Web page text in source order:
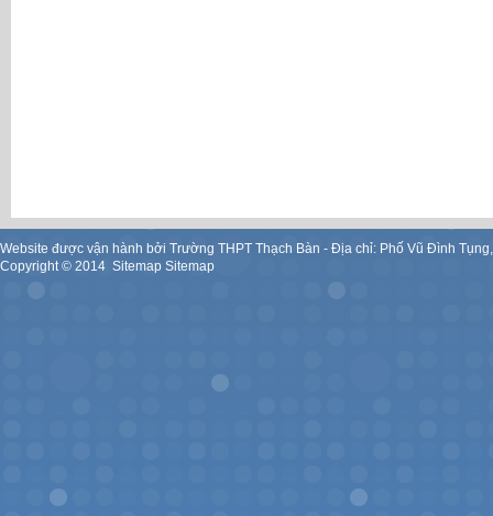
Website được vận hành bởi Trường THPT Thạch Bàn - Địa chỉ: Phố Vũ Đình
Copyright © 2014. Sitemap Sitemap